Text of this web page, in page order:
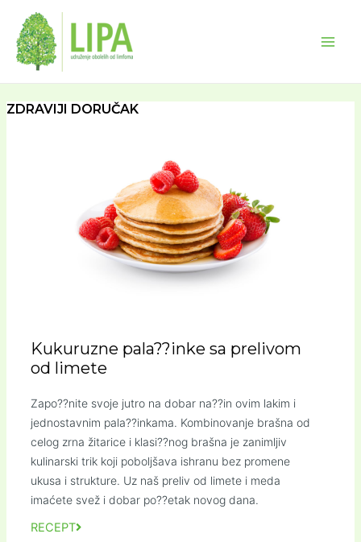
content
ZDRAVIJI DORUČAK
Kukuruzne pala??inke sa prelivom
od limete
Zapo??nite svoje jutro na dobar na??in ovim lakim i
jednostavnim pala??inkama. Kombinovanje brašna od
celog zrna žitarice i klasi??nog brašna je zanimljiv
kulinarski trik koji poboljšava ishranu bez promene
ukusa i strukture. Uz naš preliv od limete i meda
imaćete svež i dobar po??etak novog dana.
RECEPT